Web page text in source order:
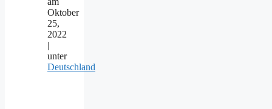
Oktober
25,
2022
|
unter
Deutschland